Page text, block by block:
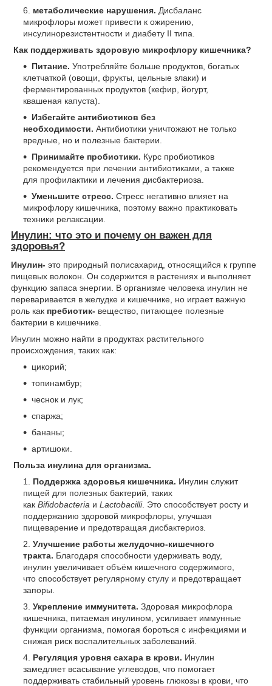
метаболические нарушения. Дисбаланс
микрофлоры может привести к ожирению,
инсулинорезистентности и диабету II типа.
Как поддерживать здоровую микрофлору кишечника?
Питание. Употребляйте больше продуктов, богатых
клетчаткой (овощи, фрукты, цельные злаки) и
ферментированных продуктов (кефир, йогурт,
квашеная капуста).
Избегайте антибиотиков без
необходимости. Антибиотики уничтожают не только
вредные, но и полезные бактерии.
Принимайте пробиотики. Курс пробиотиков
рекомендуется при лечении антибиотиками, а также
для профилактики и лечения дисбактериоза.
Уменьшите стресс. Стресс негативно влияет на
микрофлору кишечника, поэтому важно практиковать
техники релаксации.
Инулин: что это и почему он важен для
здоровья?
Инулин- это природный полисахарид, относящийся к группе
пищевых волокон. Он содержится в растениях и выполняет
функцию запаса энергии. В организме человека инулин не
переваривается в желудке и кишечнике, но играет важную
роль как пребиотик- вещество, питающее полезные
бактерии в кишечнике.
Инулин можно найти в продуктах растительного
происхождения, таких как:
цикорий;
топинамбур;
чеснок и лук;
спаржа;
бананы;
артишоки.
Польза инулина для организма.
Поддержка здоровья кишечника. Инулин служит
пищей для полезных бактерий, таких
как Bifidobacteria и Lactobacilli. Это способствует росту и
поддержанию здоровой микрофлоры, улучшая
пищеварение и предотвращая дисбактериоз.
Улучшение работы желудочно-кишечного
тракта. Благодаря способности удерживать воду,
инулин увеличивает объём кишечного содержимого,
что способствует регулярному стулу и предотвращает
запоры.
Укрепление иммунитета. Здоровая микрофлора
кишечника, питаемая инулином, усиливает иммунные
функции организма, помогая бороться с инфекциями и
снижая риск воспалительных заболеваний.
Регуляция уровня сахара в крови. Инулин
замедляет всасывание углеводов, что помогает
поддерживать стабильный уровень глюкозы в крови, что